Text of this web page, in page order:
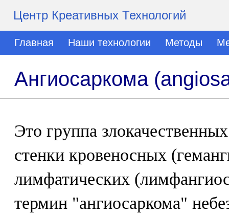
Центр Креативных Технологий
Главная Наши технологии Методы
Ангиосаркома
Это группа
стенки кровеносных
лимфатических
термин "ангиосаркома"